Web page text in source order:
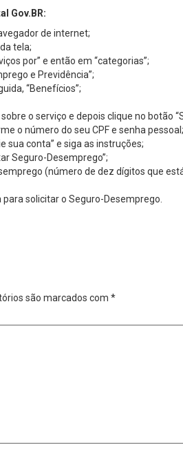
Gov.BR:
de internet;
tela;
por” e então em “categorias”;
e Previdência”;
“Benefícios”;
o serviço e depois clique no botão
o número do seu CPF e senha pessoal;
sua conta” e siga as instruções;
Seguro-Desemprego”;
(número de dez dígitos que
solicitar o Seguro-Desemprego.
são marcados com *